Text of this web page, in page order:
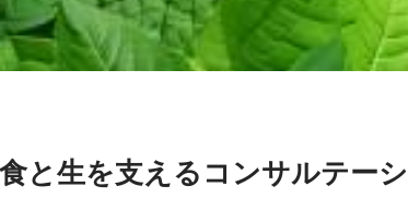
と生を支えるコンサルテーシ